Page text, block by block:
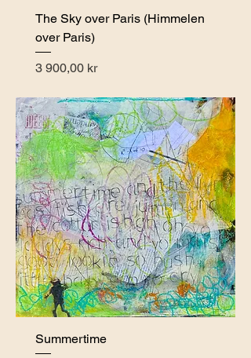
The Sky over Paris (Himmelen
over Paris)
Pris
3 900,00 kr
Summertime